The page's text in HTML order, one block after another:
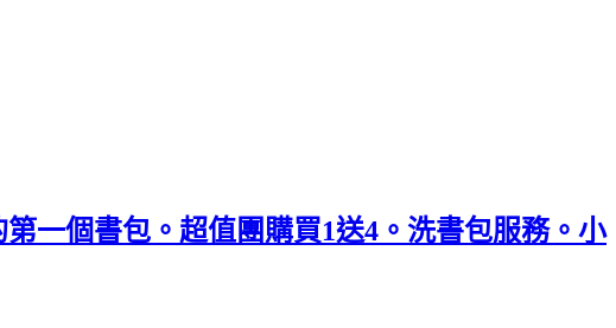
一個書包。超值團購買1送4。洗書包服務。小